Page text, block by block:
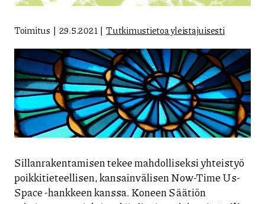
Toimitus 29.5.2021 Tutkimustietoa yleistajuisesti
Sillanrakentamisen tekee mahdolliseksi yhteistyö
poikkitieteellisen, kansainvälisen Now-Time Us-
Space -hankkeen kanssa. Koneen Säätiön